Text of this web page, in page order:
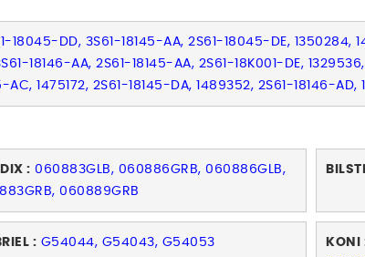
18045-DD, 3S61-18145-AA, 2S61-18045-DE, 1350284,
18146-AA, 2S61-18145-AA, 2S61-18K001-DE,
AC, 1475172, 2S61-18145-DA, 1489352, 2S61-18146-
: 060883GLB, 060886GRB, 060886GLB,
060889GRB
: G54044, G54043, G54053 KONI